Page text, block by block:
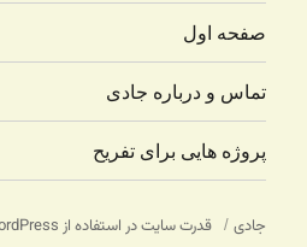
صفحه اول
تماس و درباره جادی
پروژه هایی برای تفریح
جادی قدرت سایت در استفاده از WordPress